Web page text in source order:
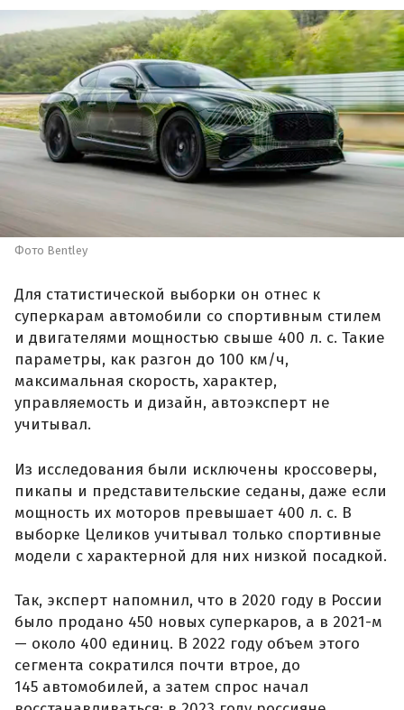
Фото Bentley
Для статистической выборки он отнес к
суперкарам автомобили со спортивным стилем
и двигателями мощностью свыше 400 л. с. Такие
параметры, как разгон до 100 км/ч,
максимальная скорость, характер,
управляемость и дизайн, автоэксперт не
учитывал.
Из исследования были исключены кроссоверы,
пикапы и представительские седаны, даже если
мощность их моторов превышает 400 л. с. В
выборке Целиков учитывал только спортивные
модели с характерной для них низкой посадкой.
Так, эксперт напомнил, что в 2020 году в России
было продано 450 новых суперкаров, а в 2021-м
— около 400 единиц. В 2022 году объем этого
сегмента сократился почти втрое, до
145 автомобилей, а затем спрос начал